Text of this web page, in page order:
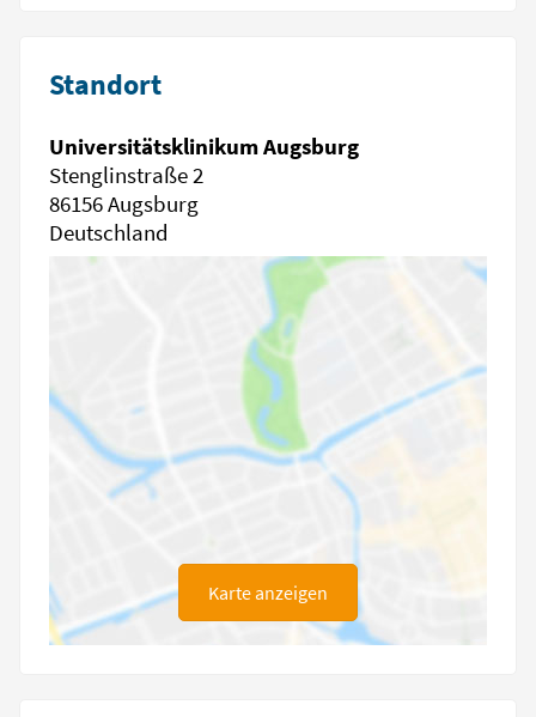
Standort
Universitätsklinikum Augsburg
Stenglinstraße 2
86156 Augsburg
Deutschland
Karte anzeigen